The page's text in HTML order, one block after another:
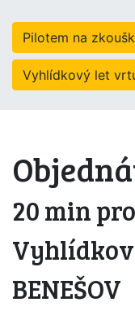
Pilotem na
Vyhlídkový let
20 min
BENEŠOV